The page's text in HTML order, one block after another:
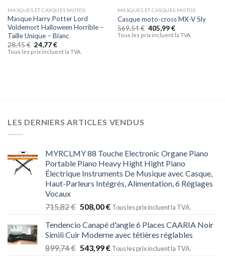
MASQUES ET CASQUES MOTOS
Masque Harry Potter Lord
Voldemort Halloween Horrible –
Taille Unique – Blanc
28,45€ 24,77€
Tous les prix incluent la TVA.
MASQUES ET CASQUES MOTOS
Casque moto-cross MX-V Sly
569,54€ 405,99€
Tous les prix incluent la TVA.
LES DERNIERS ARTICLES VENDUS
MYRCLMY 88 Touche Electronic Organe Piano
Portable Piano Heavy Hight Hight Piano
Électrique Instruments De Musique avec Casque,
Haut-Parleurs Intégrés, Alimentation, 6 Réglages
Vocaux
715,82€ 508,00€ Tous les prix incluent la TVA.
Tendencio Canapé d'angle 6 Places CAARIA Noir
Simili Cuir Moderne avec têtières réglables
899,74€ 543,99€ Tous les prix incluent la TVA.